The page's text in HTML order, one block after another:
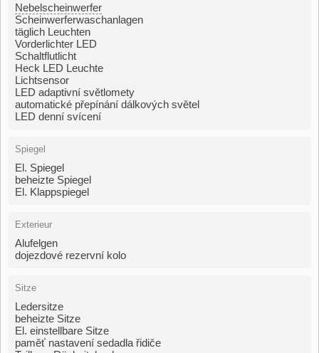
Nebelscheinwerfer
Scheinwerferwaschanlagen
täglich Leuchten
Vorderlichter LED
Schaltflutlicht
Heck LED Leuchte
Lichtsensor
LED adaptivní světlomety
automatické přepínání dálkových světel
LED denní svícení
Spiegel
El. Spiegel
beheizte Spiegel
El. Klappspiegel
Exterieur
Alufelgen
dojezdové rezervní kolo
Sitze
Ledersitze
beheizte Sitze
El. einstellbare Sitze
paměť nastavení sedadla řidiče